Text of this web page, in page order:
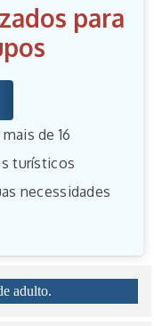
para
de 16
turísticos
necessidades
adulto.